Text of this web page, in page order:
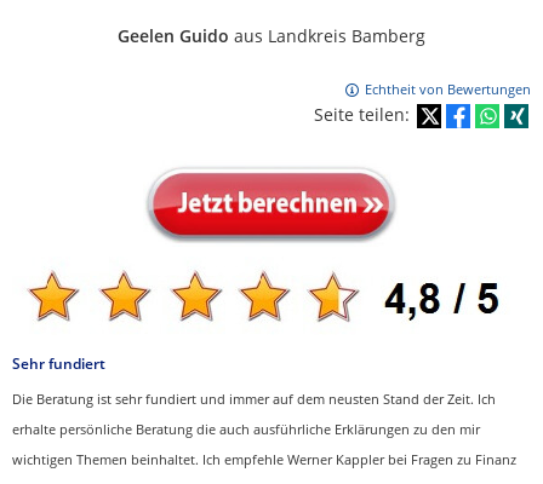
Geelen Guido aus Landkreis Bamberg
Echtheit von Bewertungen
Seite teilen:
Sehr fundiert
Die Beratung ist sehr fundiert und immer auf dem neusten Stand der Zeit. Ich
erhalte persönliche Beratung die auch ausführliche Erklärungen zu den mir
wichtigen Themen beinhaltet. Ich empfehle Werner Kappler bei Fragen zu Finanz